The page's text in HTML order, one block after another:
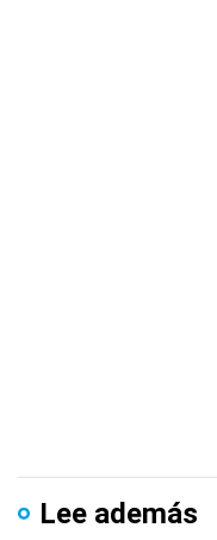
Lee además